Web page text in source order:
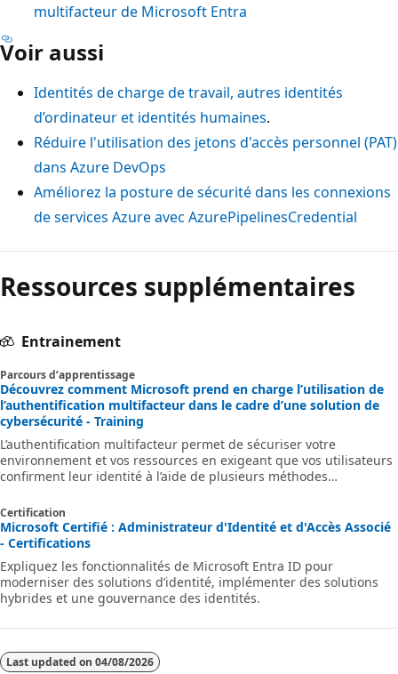
multifacteur de Microsoft Entra
Voir aussi
Identités de charge de travail, autres identités
d’ordinateur et identités humaines.
Réduire l'utilisation des jetons d'accès personnel (PAT)
dans Azure DevOps
Améliorez la posture de sécurité dans les connexions
de services Azure avec AzurePipelinesCredential
Ressources supplémentaires
Entrainement
Parcours d’apprentissage
Découvrez comment Microsoft prend en charge l’utilisation de
l’authentification multifacteur dans le cadre d’une solution de
cybersécurité - Training
L’authentification multifacteur permet de sécuriser votre
environnement et vos ressources en exigeant que vos utilisateurs
confirment leur identité à l’aide de plusieurs méthodes
notification d’application mobile ou un mot de passe unique. Vous
pouvez utiliser l’authentification multifacteur localement et dans
le cloud pour ajouter la sécurité à l’accès à Microsoft services en
Certification
Microsoft Certifié : Administrateur d'Identité et d'Accès Associé
- Certifications
Expliquez les fonctionnalités de Microsoft Entra ID pour
moderniser des solutions d’identité, implémenter des solutions
hybrides et une gouvernance des identités.
Last updated on 04/08/2026